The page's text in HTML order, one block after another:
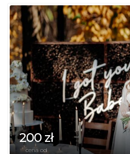
200 zł
cena od